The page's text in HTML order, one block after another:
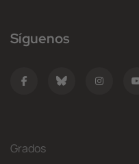
Síguenos
Grados